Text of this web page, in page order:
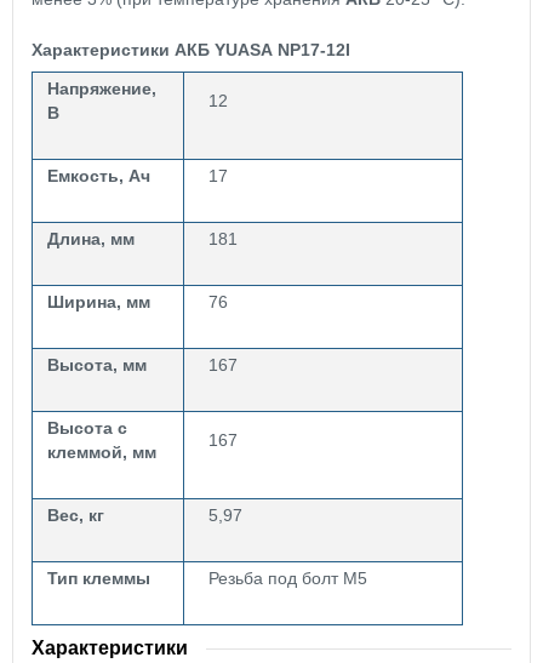
Характеристики АКБ YUASA NP17-12I
Напряжение,
В
12
Емкость, Ач 17
Длина, мм 181
Ширина, мм 76
Высота, мм 167
Высота с
клеммой, мм
167
Вес, кг 5,97
Тип клеммы Резьба под болт М5
Характеристики